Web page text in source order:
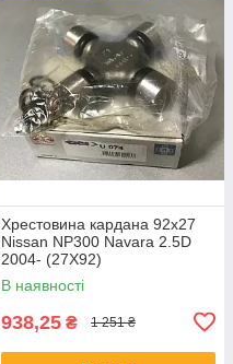
Хрестовина кардана 92x27
Nissan NP300 Navara 2.5D
2004- (27X92)
В наявності
938,25 ₴ 1 251 ₴